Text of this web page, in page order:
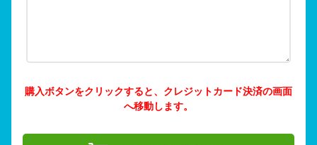
購入ボタンをクリックすると、クレジットカード決済の画面
へ移動します。